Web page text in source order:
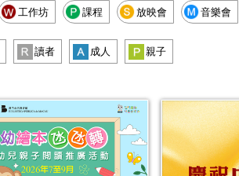
工作坊 課程 放映會 音樂會
讀者 成人 親子